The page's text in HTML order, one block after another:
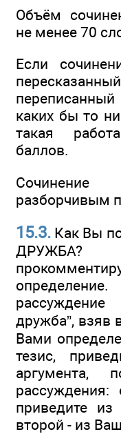
Объём
не менее 70
Если
каких бы то
такая
баллов.
Сочинение
разборчивым
15.3. Как Вы
ДРУЖБА?
дружба”, взяв
Вами
тезис,
аргумента,
рассуждения:
приведите из
второй - из